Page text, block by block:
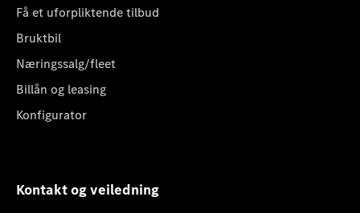
Få et uforpliktende tilbud
Bruktbil
Næringssalg/fleet
Billån og leasing
Konfigurator
Kontakt og veiledning